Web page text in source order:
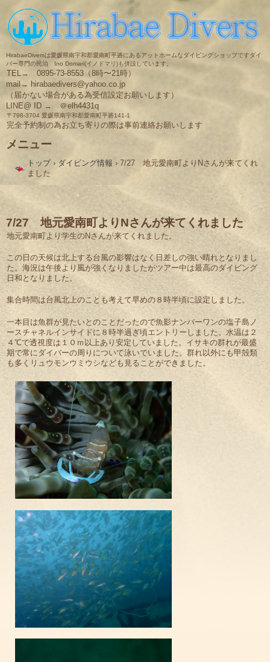
HirabaeDiversは愛媛県南宇和郡愛南町平碆にあるアットホームなダイビングショップですダイ
バー専門の民泊 Ino Domari(イノドマリ)も併設しています。
TEL→ 0895-73-8553（8時〜21時）
mail→ hirabaedivers@yahoo.co.jp
（届かない場合がある為受信設定お願いします）
LINE@ ID → ＠elh4431q
〒798-3704 愛媛県南宇和郡愛南町平碆141-1
完全予約制の為お立ち寄りの際は事前連絡お願いします
メニュー
ン
ス
キ
ッ
プ
トップ › ダイビング情報 › 7/27 地元愛南町よりNさんが来てくれ
ました
7/27 地元愛南町よりNさんが来てくれました
地元愛南町より学生のNさんが来てくれました。
この日の天候は北上する台風の影響はなく日差しの強い晴れとなりまし
た。海況は午後より風が強くなりましたがツアー中は最高のダイビング
日和となりました。
集合時間は台風北上のことも考えて早めの８時半頃に設定しました。
一本目は魚群が見たいとのことだったので魚影ナンバーワンの塩子島ノ
ースチャネルインサイドに８時半過ぎ頃エントリーしました。水温は２
４℃で透視度は１０ｍ以上あり安定していました。イサキの群れが最盛
期で常にダイバーの周りについて泳いでいました。群れ以外にも甲殻類
も多くリュウモンウミウシなども見ることができました。